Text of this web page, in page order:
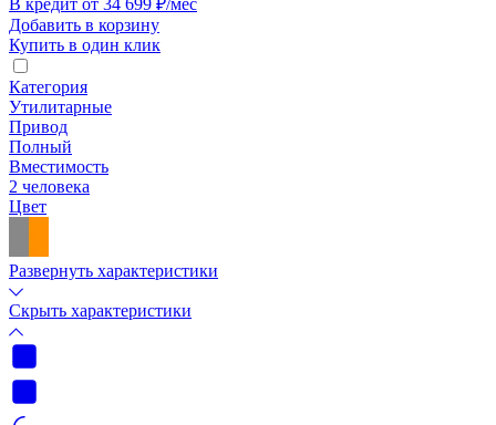
Добавить в корзину
Купить в один клик
Категория
Утилитарные
Привод
Полный
Вместимость
2 человека
Цвет
Развернуть характеристики
Скрыть характеристики